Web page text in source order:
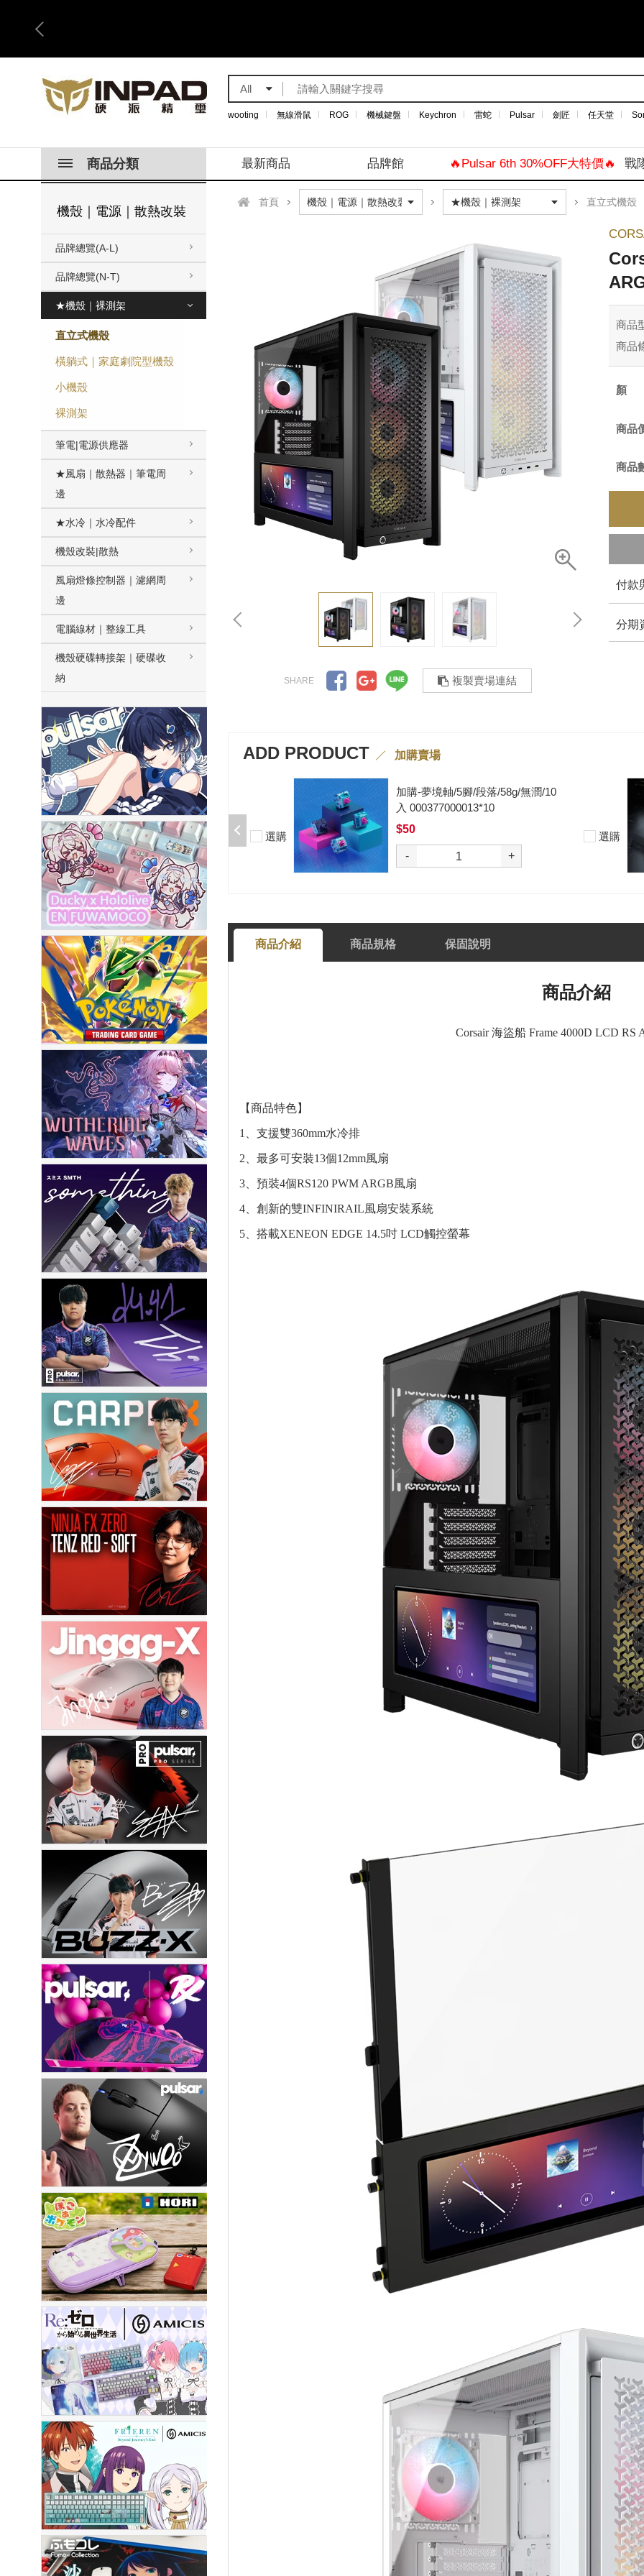
All
wooting 無線滑鼠 ROG 機械鍵盤 Keychron 雷蛇 Pulsar 劍匠 任天堂
商品分類 最新商品 品牌館 🔥Pulsar 6th 30%OFF大特價🔥 戰
機殼｜電源｜散熱改裝
品牌總覽(A-L)
品牌總覽(N-T)
★機殼｜裸測架
直立式機殼
橫躺式｜家庭劇院型機殼
小機殼
裸測架
筆電|電源供應器
★風扇｜散熱器｜筆電周
邊
★水冷｜水冷配件
機殼改裝|散熱
風扇燈條控制器｜濾網周
邊
電腦線材｜整線工具
機殼硬碟轉接架｜硬碟收
納
首頁 直立式機殼
複製賣場連結
商品
商品
商品
商品
付款
分期
ADD PRODUCT 加購賣場
加購-夢境軸/5腳/段落/58g/無潤/10
入 000377000013*10
$50
- +
選購
加購-黑武士軸V2/5腳/段落/62g/無
潤/10入 000377000012*10
$50
- +
選購
商品介紹 商品規格 保固說明
商品介紹
Corsair 海盜船 Frame 4000D LCD RS
【商品特色】
1、支援雙360mm水冷排
2、最多可安裝13個12mm風扇
3、預裝4個RS120 PWM ARGB風扇
4、創新的雙INFINIRAIL風扇安裝系統
5、搭載XENEON EDGE 14.5吋 LCD觸控螢幕